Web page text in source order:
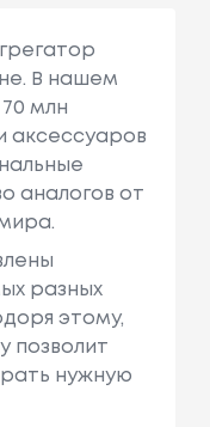
В нашем
млн
аксессуаров
аналогов от
разных
этому,
позволит
нужную